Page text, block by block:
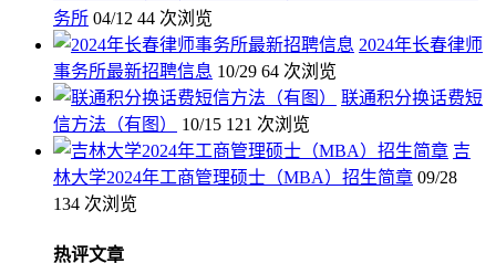
务所 04/12 44 次浏览
2024年长春律师
事务所最新招聘信息 10/29 64 次浏览
联通积分换话费短
信方法（有图）
10/15 121 次浏览
吉
林大学2024年工商管理硕士（MBA）招生简章 09/28
134 次浏览
热评文章